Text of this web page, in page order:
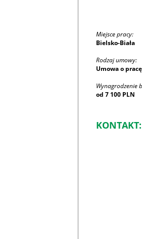
Miejsce pracy:
Bielsko-Biała
Rodzaj umowy:
Umowa o
Wynagrodzenie
od 7 100 PLN
KONTAKT: